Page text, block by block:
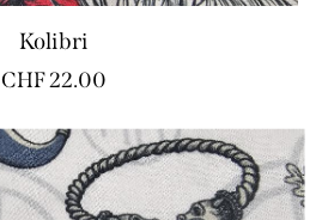
Kolibri
CHF22.00